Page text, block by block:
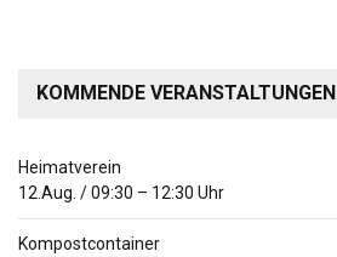
KOMMENDE VERANSTALTUNGEN
Heimatverein
12.Aug. /09:30 – 12:30 Uhr
Kompostcontainer